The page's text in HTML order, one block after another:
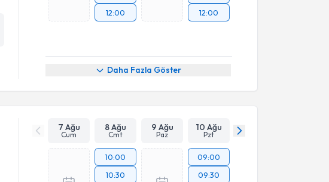
12:00
12:00
Daha Fazla Göster
7 Ağu
Cum
8 Ağu
Cmt
9 Ağu
Paz
10 Ağu
Pzt
10:00
10:30
09:00
09:30